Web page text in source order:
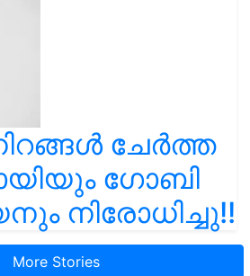
ചേർത്ത
ഗോബി
നിരോധിച്ചു!!
More Stories